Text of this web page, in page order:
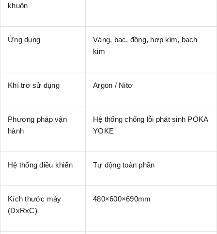
khuôn
Ứng dụng
Vàng, bạc, đồng, hợp kim, bạch
kim
Khí trơ sử dụng Argon / Nitơ
Phương pháp vận
hành
Hệ thống chống lỗi phát sinh POKA
YOKE
Hệ thống điều khiển Tự động toàn phần
Kích thước máy
(DxRxC)
480×600×690mm